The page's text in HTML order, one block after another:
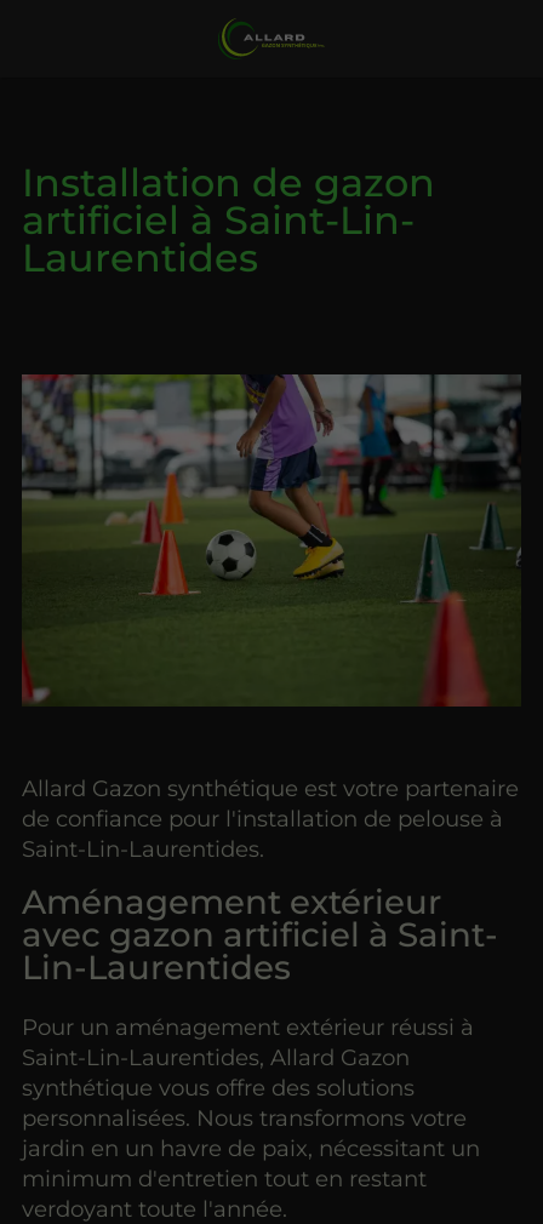
Installation de gazon
artificiel à Saint-Lin-
Laurentides
Allard Gazon synthétique est votre partenaire
de confiance pour l'installation de pelouse à
Saint-Lin-Laurentides.
Aménagement extérieur
avec gazon artificiel à Saint-
Lin-Laurentides
Pour un aménagement extérieur réussi à
Saint-Lin-Laurentides, Allard Gazon
synthétique vous offre des solutions
personnalisées. Nous transformons votre
jardin en un havre de paix, nécessitant un
minimum d'entretien tout en restant
verdoyant toute l'année.